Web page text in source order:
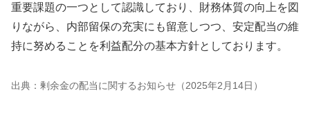
重要課題の一つとして認識しており、財務体質の向上を図
りながら、内部留保の充実にも留意しつつ、安定配当の維
持に努めることを利益配分の基本方針としております。
出典：剰余金の配当に関するお知らせ（2025年2月14日）